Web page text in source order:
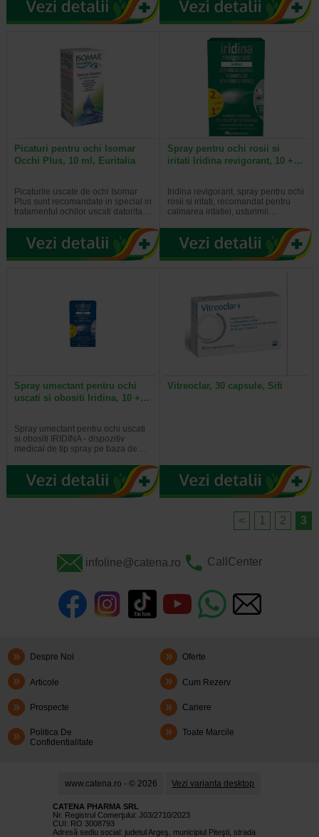
Picaturi pentru ochi Isomar
Occhi Plus, 10 ml, Euritalia
Picaturile uscate de ochi Isomar
Plus sunt recomandate in special in
tratamentul ochilor uscati datorita…
Spray pentru ochi rosii si
iritati Iridina revigorant, 10 +…
Iridina revigorant, spray pentru ochi
rosii si iritati, recomandat pentru
calmarea iritatiei, usturimii…
Spray umectant pentru ochi
uscati si obositi Iridina, 10 +…
Spray umectant pentru ochi uscati
si obositi IRIDINA - dispozitiv
medical de tip spray pe baza de…
Vitreoclar, 30 capsule, Sifi
< 1 2 3
infoline@catena.ro CallCenter
Despre Noi Oferte
Articole Cum Rezerv
Prospecte Cariere
Politica De
Confidentialitate
Toate Marcile
www.catena.ro - © 2026 Vezi varianta desktop
CATENA PHARMA SRL
Nr. Registrul Comerţului: J03/2710/2023
CUI: RO 3008793
Adresă sediu social: judetul Argeş, municipiul Piteşti, strada